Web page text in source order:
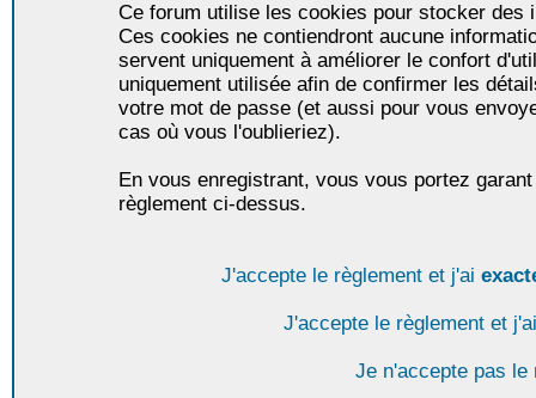
Ce forum utilise les cookies pour stocker des
Ces cookies ne contiendront aucune
servent uniquement à améliorer le confort
uniquement utilisée afin de confirmer les
votre mot de passe (et aussi pour vous
cas où vous l'oublieriez).
En vous enregistrant, vous vous portez
règlement ci-dessus.
J'accepte le règlement et j'ai
J'accepte le règlement et
Je n'accepte pas le